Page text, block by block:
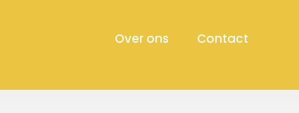
Over ons Contact